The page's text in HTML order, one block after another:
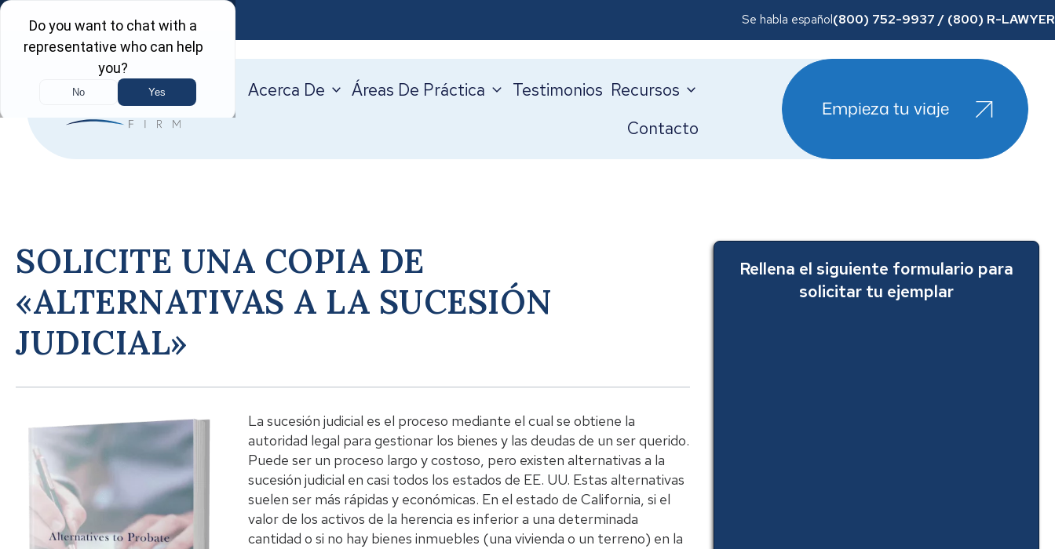
English Se habla español(800) 752-9937 / (800) R-LAWYER
Acerca De Áreas De Práctica Testimonios Recursos
Contacto
Empieza tu viaje
SOLICITE UNA COPIA DE
«ALTERNATIVAS A LA SUCESIÓN
JUDICIAL»
La sucesión judicial es el proceso mediante el cual se obtiene la
autoridad legal para gestionar los bienes y las deudas de un ser querido.
Puede ser un proceso largo y costoso, pero existen alternativas a la
sucesión judicial en casi todos los estados de EE. UU. Estas alternativas
suelen ser más rápidas y económicas. En el estado de California, si el
valor de los activos de la herencia es inferior a una determinada
cantidad o si no hay bienes inmuebles (una vivienda o un terreno) en la
Rellena el siguiente formulario para
solicitar tu ejemplar